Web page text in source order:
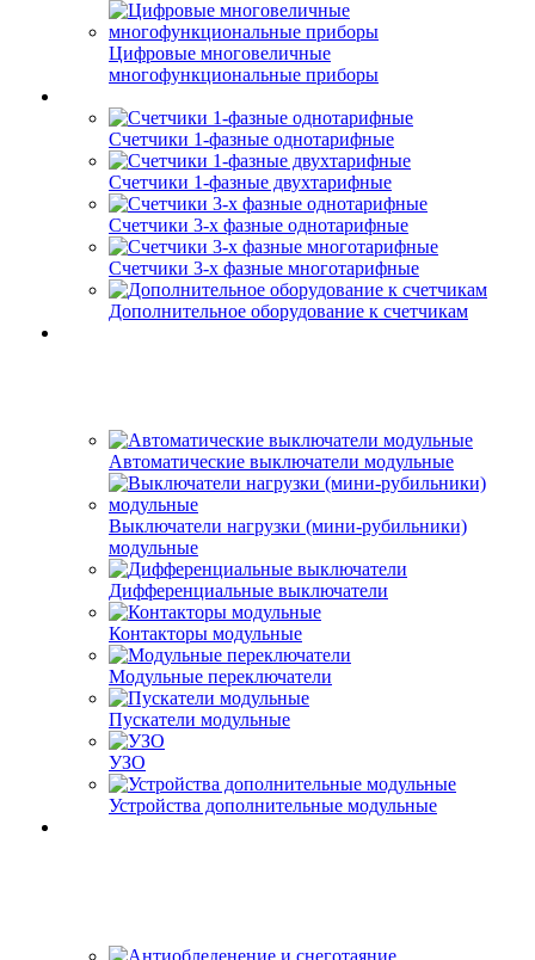
Цифровые многовеличные
многофункциональные приборы
Счетчики 1-фазные однотарифные
Счетчики 1-фазные двухтарифные
Счетчики 3-х фазные однотарифные
Счетчики 3-х фазные многотарифные
Дополнительное оборудование к счетчикам
Автоматические выключатели модульные
Выключатели нагрузки (мини-рубильники)
модульные
Дифференциальные выключатели
Контакторы модульные
Модульные переключатели
Пускатели модульные
УЗО
Устройства дополнительные модульные